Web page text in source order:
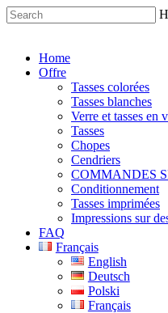
Skip
to
content
Menu
Home
Offre
Tasses colorées
Tasses blanches
Verre et tasses en
Tasses
Chopes
Cendriers
COMMANDES
Conditionnement
Tasses imprimées
Impressions sur
FAQ
Français
English
Deutsch
Polski
Français